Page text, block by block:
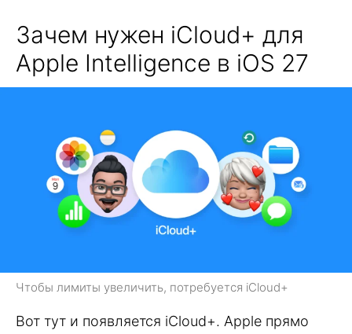
Зачем нужен iCloud+ для
Apple Intelligence в iOS 27
Чтобы лимиты увеличить, потребуется iCloud+
Вот тут и появляется iCloud+. Apple прямо